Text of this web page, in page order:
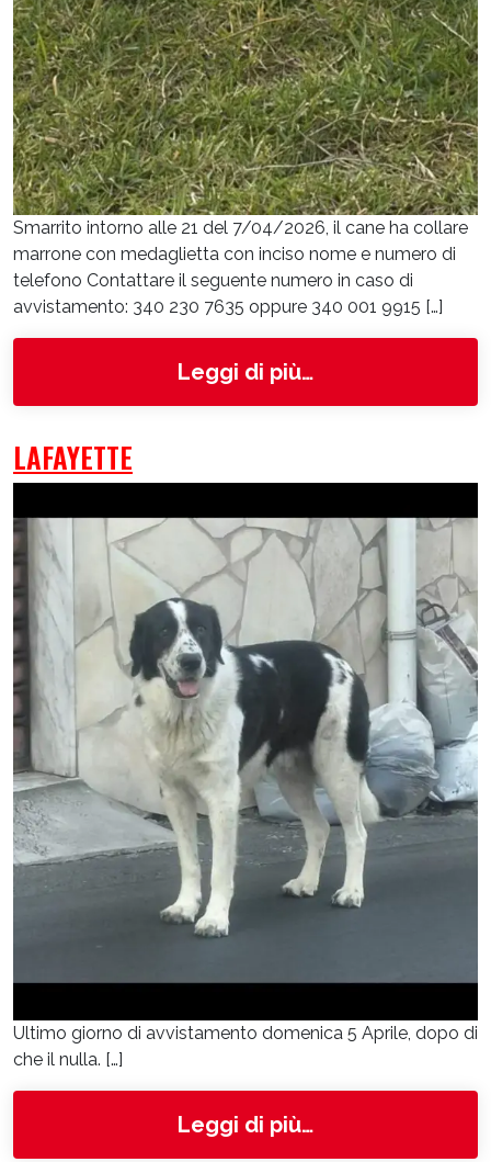
Smarrito intorno alle 21 del 7/04/2026, il cane ha collare
marrone con medaglietta con inciso nome e numero di
telefono Contattare il seguente numero in caso di
avvistamento: 340 230 7635 oppure 340 001 9915 […]
Leggi di più…from Chucky
LAFAYETTE
Ultimo giorno di avvistamento domenica 5 Aprile, dopo di
che il nulla. […]
Leggi di più…from Lafayette